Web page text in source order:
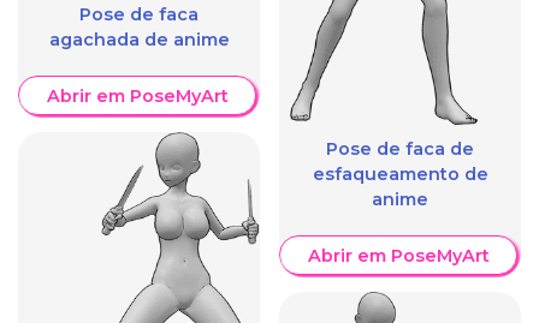
Pose de faca
agachada de anime
Abrir em PoseMyArt
Pose de faca de
esfaqueamento de
anime
Abrir em PoseMyArt